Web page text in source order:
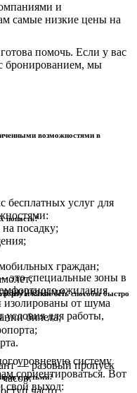
и
самые низкие цены на
помочь. Если у вас
бронированием, мы
возможностями в
бесплатных услуг для
посадку;
граждан;
билета;
попасть?
это специальные зоны в
ожидания
изолированы от шума
для работы,
— разовый пропуск
часто
и какие есть способы быстро
систему
сориентироваться. Вот
свой выход:
с детьми?